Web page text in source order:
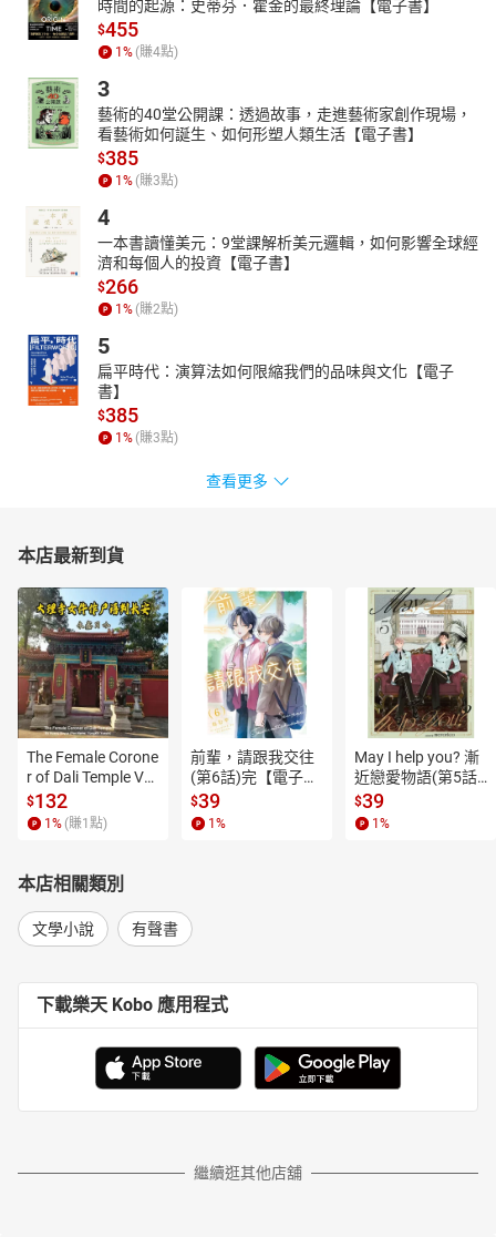
時間的起源：史蒂芬．霍金的最終理論【電子書】
$455
1% (賺4點)
3
藝術的40堂公開課：透過故事，走進藝術家創作現場，
看藝術如何誕生、如何形塑人類生活【電子書】
$385
1% (賺3點)
4
一本書讀懂美元：9堂課解析美元邏輯，如何影響全球經
濟和每個人的投資【電子書】
$266
1% (賺2點)
5
扁平時代：演算法如何限縮我們的品味與文化【電子
書】
$385
1% (賺3點)
查看更多
本店最新到貨
The Female Corone
r of Dali Temple Vo
l.6【有聲書】
$132
1 % (賺1 點)
前輩，請跟我交往
(第6話)完【電子
書】
$39
1 %
May I help you? 漸
近戀愛物語(第5話)
【電子書】
$39
1 %
本店相關類別
文學小說 有聲書
下載樂天 Kobo 應用程式
繼續逛其他店舖